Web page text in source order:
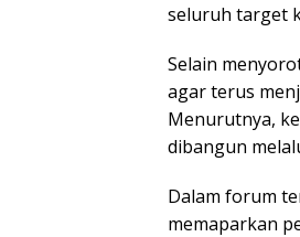
seluruh target
Selain
agar terus
Menurutnya,
dibangun
Dalam forum
memaparkan